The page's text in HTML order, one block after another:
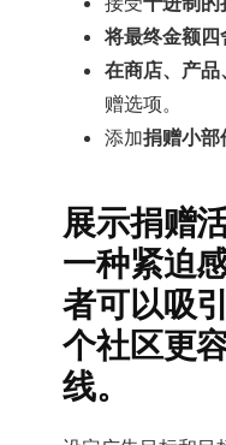
将最终金额四
在商店、产
赠选项。
添加捐赠小部
展示捐赠
一种紧迫
者可以吸
个社区更
线。